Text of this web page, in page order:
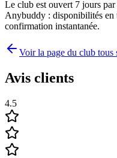
Le club est ouvert 7 jours
Anybuddy : disponibilités en
confirmation instantanée.
Voir la page du club tous
Avis clients
4.5